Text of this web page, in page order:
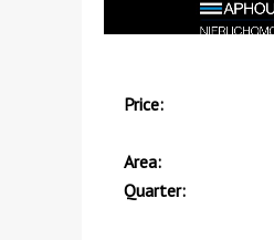
Price:
Area:
Quarter: